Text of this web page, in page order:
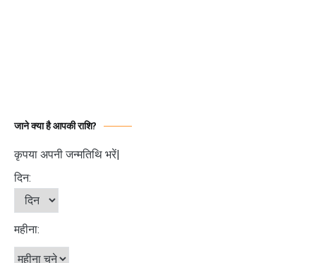
जाने क्या है आपकी राशि?
कृपया अपनी जन्मतिथि भरें|
दिन:
महीना: